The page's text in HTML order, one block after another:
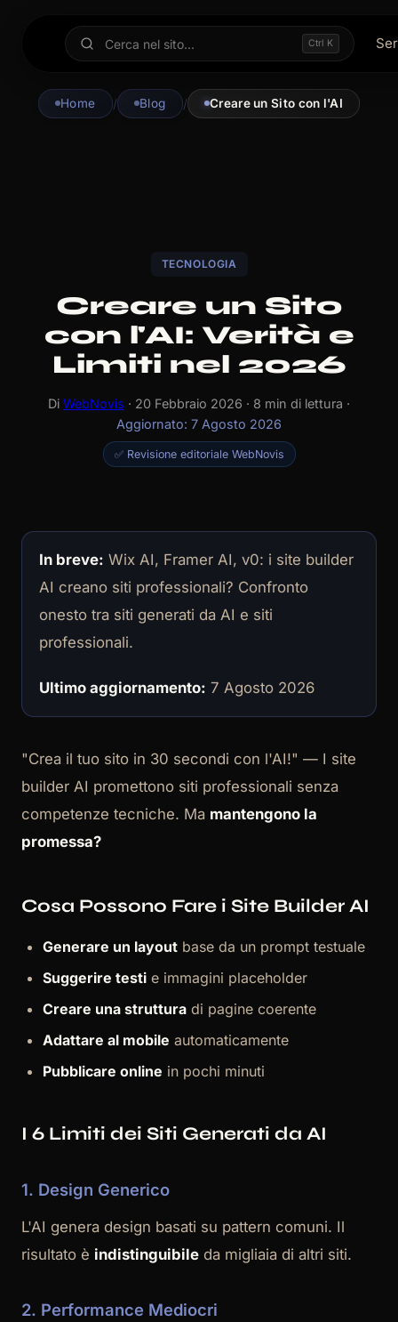
Ctrl K
Home / Blog / Creare un Sito con l'AI
TECNOLOGIA
Creare un Sito
con l'AI: Verità e
Limiti nel 2026
Di WebNovis · 20 Febbraio 2026 · 8 min di lettura ·
Aggiornato: 7 Agosto 2026
✅ Revisione editoriale WebNovis
In breve: Wix AI, Framer AI, v0: i site builder
AI creano siti professionali? Confronto
onesto tra siti generati da AI e siti
professionali.
Ultimo aggiornamento: 7 Agosto 2026
"Crea il tuo sito in 30 secondi con l'AI!" — I site
builder AI promettono siti professionali senza
competenze tecniche. Ma mantengono la
promessa?
Cosa Possono Fare i Site Builder AI
Generare un layout base da un prompt testuale
Suggerire testi e immagini placeholder
Creare una struttura di pagine coerente
Adattare al mobile automaticamente
Pubblicare online in pochi minuti
I 6 Limiti dei Siti Generati da AI
1. Design Generico
L'AI genera design basati su pattern comuni. Il
risultato è indistinguibile da migliaia di altri siti.
2. Performance Mediocri